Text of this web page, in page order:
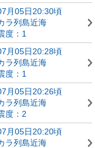
月05日20:30頃
ラ列島近海
度：1
月05日20:28頃
ラ列島近海
度：1
月05日20:26頃
ラ列島近海
度：2
月05日20:20頃
ラ列島近海